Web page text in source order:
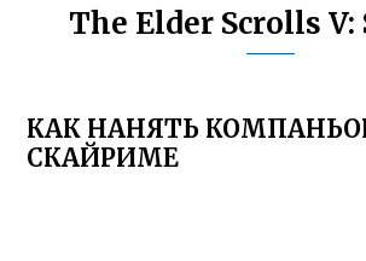
The Elder Scrolls
КАК НАНЯТЬ
СКАЙРИМЕ